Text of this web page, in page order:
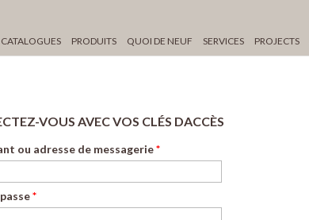
CATALOGUES PRODUITS QUOI DE NEUF SERVICES PROJECTS
VOUS AVEC VOS CLÉS DACCÈS
ou adresse de messagerie*
*